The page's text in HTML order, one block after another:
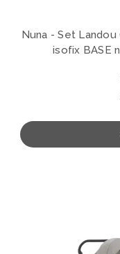
Nuna - Set Landou
isofix BASE